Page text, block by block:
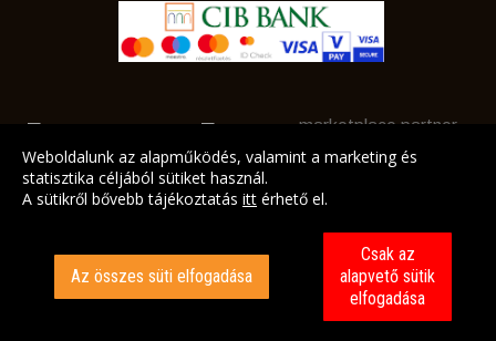
marketplace partner
Weboldalunk az alapműködés, valamint a marketing és
statisztika céljából sütiket használ.
A sütikről bővebb tájékoztatás itt érhető el.
Az összes süti elfogadása
Csak az
alapvető sütik
elfogadása